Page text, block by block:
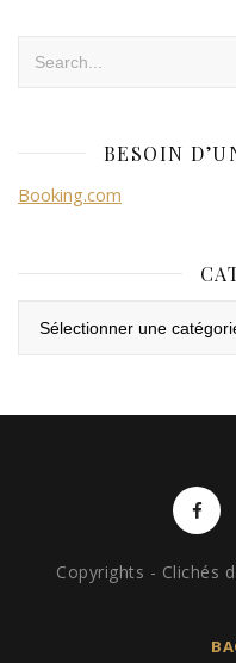
BESOIN
Booking.com
Copyrights - Clichés